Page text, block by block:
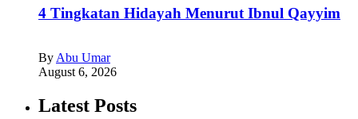
4 Tingkatan Hidayah Menurut Ibnul Qayyim
By Abu Umar
August 6, 2026
Latest Posts